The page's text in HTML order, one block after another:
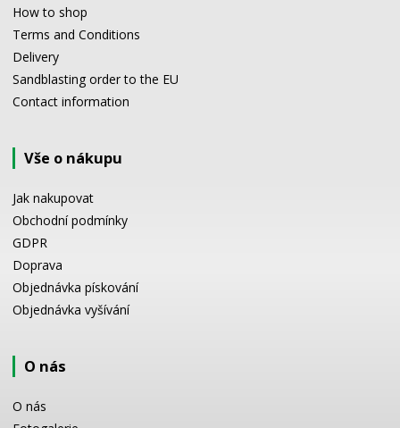
How to shop
Terms and Conditions
Delivery
Sandblasting order to the EU
Contact information
Vše o nákupu
Jak nakupovat
Obchodní podmínky
GDPR
Doprava
Objednávka pískování
Objednávka vyšívání
O nás
O nás